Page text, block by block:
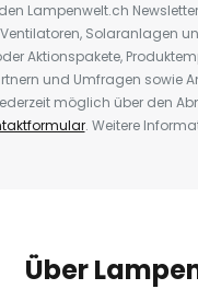
Lampenwelt.ch
Solaranlagen
Aktionspakete,
und Umfragen sowie
möglich über den
. Weitere
Über